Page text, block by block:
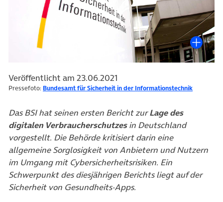
Veröffentlicht am 23.06.2021
Pressefoto: Bundesamt für Sicherheit in der Informationstechnik
Das BSI hat seinen ersten Bericht zurLage des
digitalen Verbraucherschutzesin Deutschland
vorgestellt. Die Behörde kritisiert darin eine
allgemeine Sorglosigkeit von Anbietern und Nutzern
im Umgang mit Cybersicherheitsrisiken. Ein
Schwerpunkt des diesjährigen Berichts liegt auf der
Sicherheit von Gesundheits-Apps.